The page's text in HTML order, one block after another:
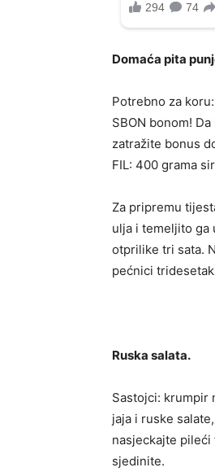
Domaća pita
Potrebno za
SBON bonom!
zatražite bonus
FIL: 400 grama
Za pripremu
ulja i temeljito ga
otprilike tri sata.
pećnici
Ruska salata.
Sastojci: krumpir
jaja i ruske
nasjeckajte pileći
sjedinite.